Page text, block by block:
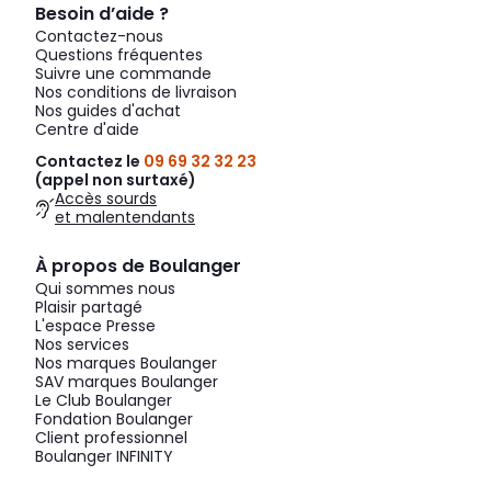
Besoin d’aide ?
Contactez-nous
Questions fréquentes
Suivre une commande
Nos conditions de livraison
Nos guides d'achat
Centre d'aide
Contactez le 09 69 32 32 23
(appel non surtaxé)
Accès sourds
et malentendants
À propos de Boulanger
Qui sommes nous
Plaisir partagé
L'espace Presse
Nos services
Nos marques Boulanger
SAV marques Boulanger
Le Club Boulanger
Fondation Boulanger
Client professionnel
Boulanger INFINITY